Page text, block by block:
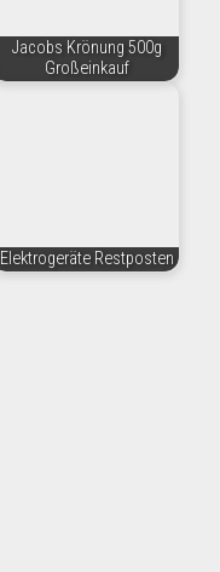
Jacobs Krönung 500g
Großeinkauf
Elektrogeräte Restposten